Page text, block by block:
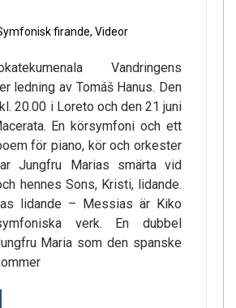
firande, Videor
Vandringens
ledning av Tomáš Hanus. Den
20.00 i Loreto och den 21 juni
En körsymfoni och ett
för piano, kör och orkester
Jungfru Marias smärta vid
hennes Sons, Kristi, lidande.
lidande – Messias är Kiko
verk. En dubbel
Maria som den spanske